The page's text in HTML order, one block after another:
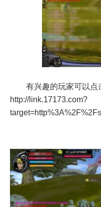
有兴趣的玩家可以点
http://link.17173.com?